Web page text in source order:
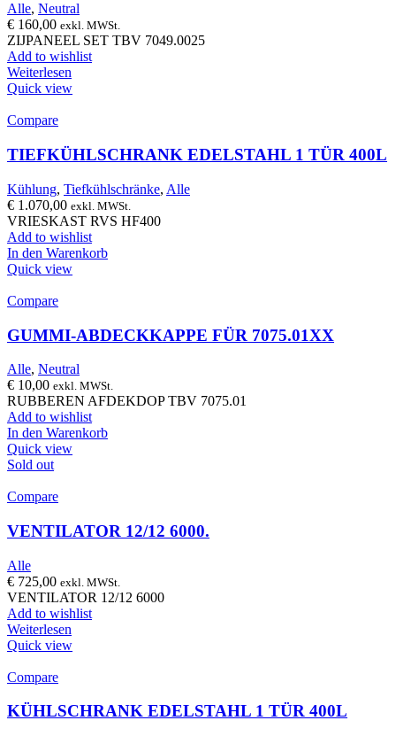
Alle, Neutral
€ 160,00 exkl. MWSt.
ZIJPANEEL SET TBV 7049.0025
Add to wishlist
Weiterlesen
Quick view
Compare
TIEFKÜHLSCHRANK EDELSTAHL 1 TÜR 400L
Kühlung, Tiefkühlschränke, Alle
€ 1.070,00 exkl. MWSt.
VRIESKAST RVS HF400
Add to wishlist
In den Warenkorb
Quick view
Compare
GUMMI-ABDECKKAPPE FÜR 7075.01XX
Alle, Neutral
€ 10,00 exkl. MWSt.
RUBBEREN AFDEKDOP TBV 7075.01
Add to wishlist
In den Warenkorb
Quick view
Sold out
Compare
VENTILATOR 12/12 6000.
Alle
€ 725,00 exkl. MWSt.
VENTILATOR 12/12 6000
Add to wishlist
Weiterlesen
Quick view
Compare
KÜHLSCHRANK EDELSTAHL 1 TÜR 400L